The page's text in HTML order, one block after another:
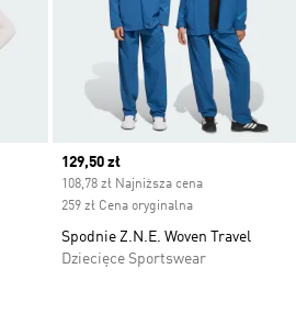
Current price
129,50 zł
108,78 zł Najniższa cena
259 zł Cena oryginalna
Spodnie Z.N.E. Woven Travel
Dziecięce Sportswear